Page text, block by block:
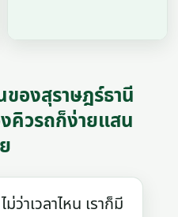
องสุราษฎร์ธานี
คิวรถก็ง่ายแสน
ว่าเวลาไหน เราก็มี